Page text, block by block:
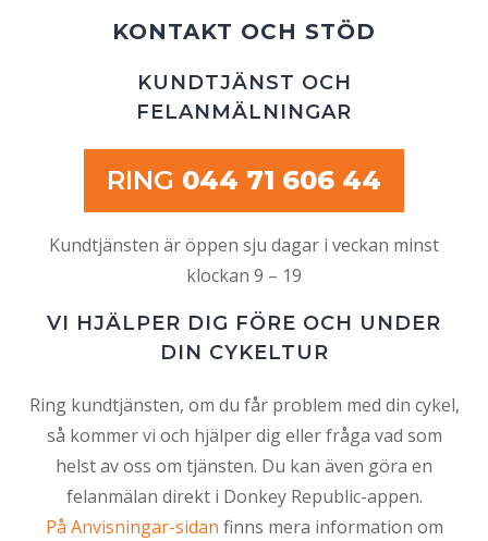
KONTAKT OCH STÖD
KUNDTJÄNST OCH
FELANMÄLNINGAR
RING 044 71 606 44
Kundtjänsten är öppen sju dagar i veckan minst
klockan 9 – 19
VI HJÄLPER DIG FÖRE OCH UNDER
DIN CYKELTUR
Ring kundtjänsten, om du får problem med din cykel,
så kommer vi och hjälper dig eller fråga vad som
helst av oss om tjänsten. Du kan även göra en
felanmälan direkt i Donkey Republic-appen.
På Anvisningar-sidan finns mera information om